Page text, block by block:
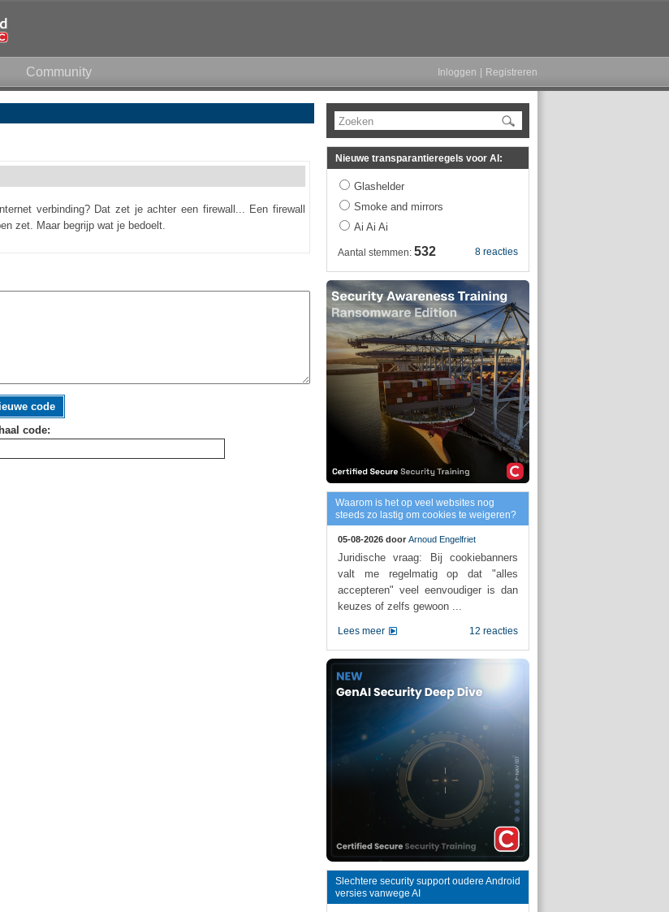
Community Inloggen Registreren
verbinding? Dat zet je achter een firewall... Een firewall
zet. Maar begrijp wat je bedoelt.
code
code:
Zoeken
Nieuwe transparantieregels voor AI:
Glashelder
Smoke and mirrors
Ai Ai Ai
8 reacties
Aantal stemmen: 532
Waarom is het op veel websites nog
steeds zo lastig om cookies te weigeren?
05-08-2026 door Arnoud Engelfriet
Juridische vraag: Bij cookiebanners
valt me regelmatig op dat "alles
accepteren" veel eenvoudiger is dan
keuzes of zelfs gewoon ...
12 reacties
Lees meer
Slechtere security support oudere Android
versies vanwege AI